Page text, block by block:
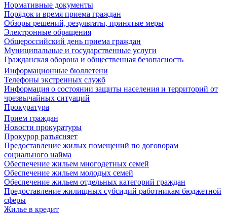
Нормативные документы
Порядок и время приема граждан
Обзоры решений, результаты, принятые меры
Электронные обращения
Общероссийский день приема граждан
Муниципальные и государственные услуги
Гражданская оборона и общественная безопасность
Информационные бюллетени
Телефоны экстренных служб
Информация о состоянии защиты населения и территорий от
чрезвычайных ситуаций
Прокуратура
Прием граждан
Новости прокуратуры
Прокурор разъясняет
Предоставление жилых помещений по договорам
социального найма
Обеспечение жильем многодетных семей
Обеспечение жильем молодых семей
Обеспечение жильем отдельных категорий граждан
Предоставление жилищных субсидий работникам бюджетной
сферы
Жилье в кредит